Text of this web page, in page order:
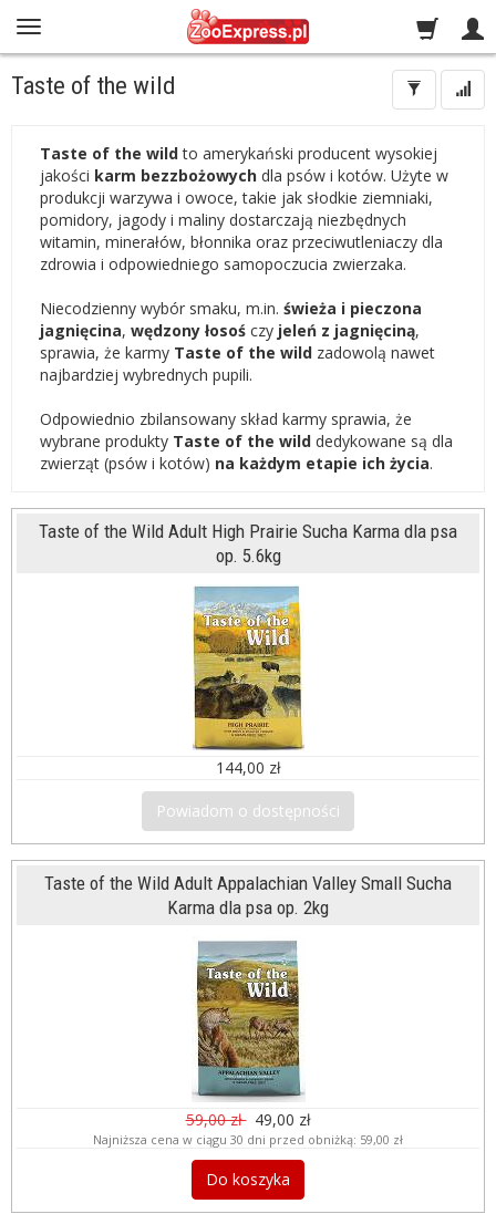
Taste of the wild
Taste of the wildto amerykański producent wysokiej
jakości karm bezzbożowych dla psów i kotów. Użyte w
produkcji warzywa i owoce, takie jak słodkie ziemniaki,
pomidory, jagody i maliny dostarczają niezbędnych
witamin, minerałów, błonnika oraz przeciwutleniaczy dla
zdrowia i odpowiedniego samopoczucia zwierzaka.
Niecodzienny wybór smaku, m.in. świeża i pieczona
jagnięcina, wędzony łosoś czy jeleń z jagnięciną,
sprawia, że karmy Taste of the wild zadowolą nawet
najbardziej wybrednych pupili.
Odpowiednio zbilansowany skład karmy sprawia, że
wybrane produkty Taste of the wild dedykowane są dla
zwierząt (psów i kotów) na każdym etapie ich życia.
Taste of the Wild Adult High Prairie Sucha Karma dla psa
op. 5.6kg
144,00 zł
Powiadom o dostępności
Taste of the Wild Adult Appalachian Valley Small Sucha
Karma dla psa op. 2kg
59,00 zł 49,00 zł
Najniższa cena w ciągu 30 dni przed obniżką: 59,00 zł
Do koszyka